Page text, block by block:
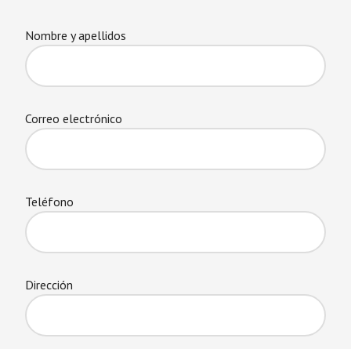
Nombre y apellidos
Correo electrónico
Teléfono
Dirección